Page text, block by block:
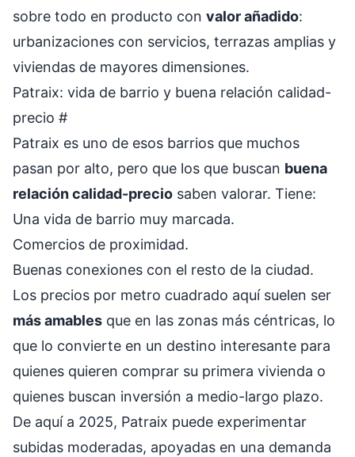
sobre todo en producto con valor añadido:
urbanizaciones con servicios, terrazas amplias y
viviendas de mayores dimensiones.
Patraix: vida de barrio y buena relación calidad-
precio #
Patraix es uno de esos barrios que muchos
pasan por alto, pero que los que buscan buena
relación calidad-precio saben valorar. Tiene:
Una vida de barrio muy marcada.
Comercios de proximidad.
Buenas conexiones con el resto de la ciudad.
Los precios por metro cuadrado aquí suelen ser
más amables que en las zonas más céntricas, lo
que lo convierte en un destino interesante para
quienes quieren comprar su primera vivienda o
quienes buscan inversión a medio-largo plazo.
De aquí a 2025, Patraix puede experimentar
subidas moderadas, apoyadas en una demanda